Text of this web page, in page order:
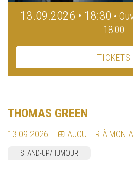
13.09.2026 • 18:30 •
18:00
TICKETS
THOMAS GREEN
13.09.2026 AJOUTER À MON
STAND-UP/HUMOUR